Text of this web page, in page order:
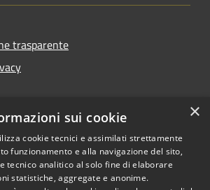
trasparente
accessibilità
Copyright © 2026 • Comune di
×
sui cookie
cookie tecnici e assimilati strettamente
funzionamento e alla navigazione del sito,
tecnico analitico al solo fine di elaborare
statistiche, aggregate e anonime.